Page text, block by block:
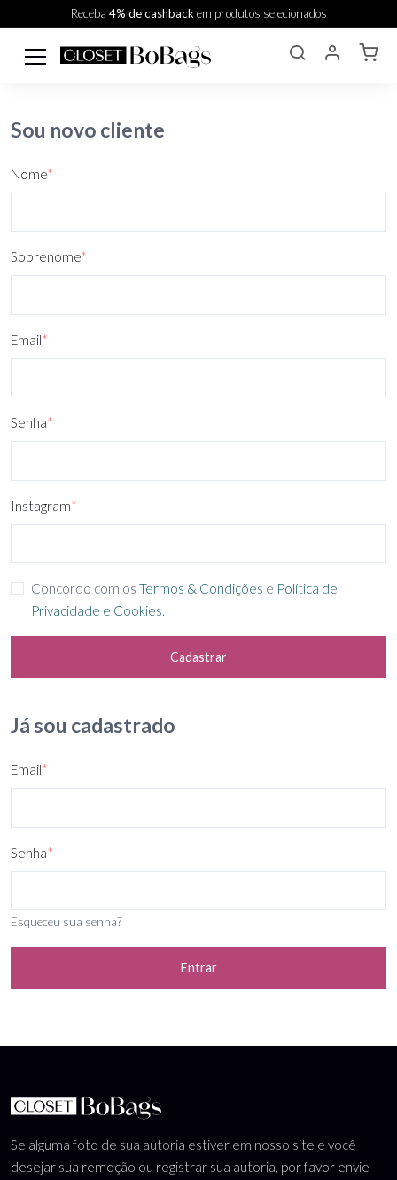
Receba 4% de cashbackem produtos selecionados
Sou novo cliente
Nome*
Sobrenome*
Email*
Senha*
Instagram*
Concordo com os Termos & Condições e Política de
Privacidade e Cookies.
Cadastrar
Já sou cadastrado
Email*
Senha*
Esqueceu sua senha?
Entrar
Se alguma foto de sua autoria estiver em nosso site e você
desejar sua remoção ou registrar sua autoria, por favor envie